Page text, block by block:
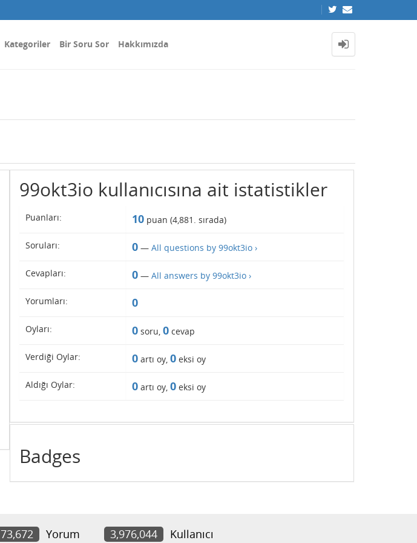
Kategoriler Bir Soru Sor Hakkımızda
99okt3io kullanıcısına ait istatistikler
Puanları: 10puan (4,881 . sırada)
Soruları: 0— All questions by 99okt3io ›
Cevapları: 0— All answers by 99okt3io ›
Yorumları: 0
Oyları: 0soru, 0cevap
Verdiği Oylar: 0artı oy, 0eksi oy
Aldığı Oylar: 0artı oy, 0eksi oy
Badges
73,672 Yorum 3,976,044 Kullanıcı